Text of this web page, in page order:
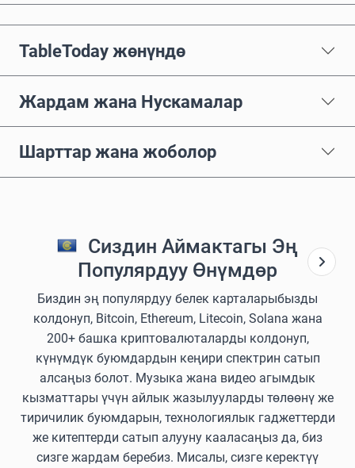
TableToday жөнүндө
Жардам жана Нускамалар
Шарттар жана жоболор
Сиздин Аймактагы Эң
Популярдуу Өнүмдөр
Биздин эң популярдуу белек карталарыбызды
колдонуп, Bitcoin, Ethereum, Litecoin, Solana жана
200+ башка криптовалюталарды колдонуп,
күнүмдүк буюмдардын кеңири спектрин сатып
алсаңыз болот. Музыка жана видео агымдык
кызматтары үчүн айлык жазылууларды төлөөнү же
тиричилик буюмдарын, технологиялык гаджеттерди
же китептерди сатып алууну кааласаңыз да, биз
сизге жардам беребиз. Мисалы, сизге керектүү